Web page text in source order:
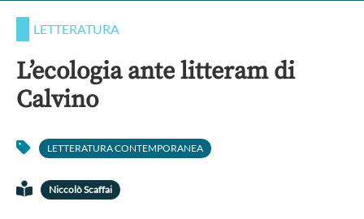
POLITICA
LETTERATURA
L’ecologia ante litteram di
Calvino
LETTERATURA CONTEMPORANEA
Niccolò Scaffai